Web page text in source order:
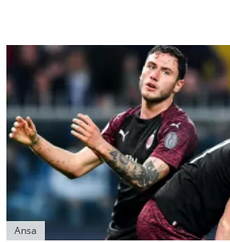
Ansa